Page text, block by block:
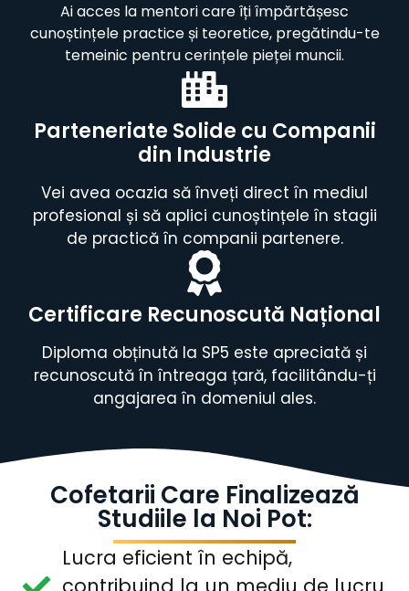
Ai acces la mentori care îți împărtășesc
cunoștințele practice și teoretice, pregătindu-te
temeinic pentru cerințele pieței muncii.
Parteneriate Solide cu Companii
din Industrie
Vei avea ocazia să înveți direct în mediul
profesional și să aplici cunoștințele în stagii
de practică în companii partenere.
Certificare Recunoscută Național
Diploma obținută la SP5 este apreciată și
recunoscută în întreaga țară, facilitându-ți
angajarea în domeniul ales.
Cofetarii Care Finalizează
Studiile la Noi Pot:
Lucra eficient în echipă,